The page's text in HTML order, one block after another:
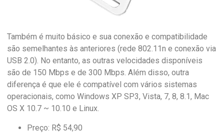
Também é muito básico e sua conexão e compatibilidade
são semelhantes às anteriores (rede 802.11n e conexão via
USB 2.0). No entanto, as outras velocidades disponíveis
são de 150 Mbps e de 300 Mbps. Além disso, outra
diferença é que ele é compatível com vários sistemas
operacionais, como Windows XP SP3, Vista, 7, 8, 8.1, Mac
OS X 10.7 ~ 10.10 e Linux.
Preço: R$ 54,90